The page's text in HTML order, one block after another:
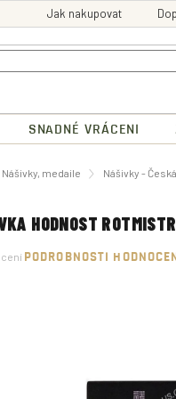
Jak nakupovat
SNADNÉ VRÁCENI
Nášivky, medaile Nášivky -
HODNOST
PODROBNOSTI